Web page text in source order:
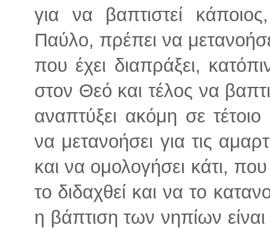
για να βαπτιστεί
Παύλο, πρέπει να
που έχει διαπράξει,
στον Θεό και τέλος να
αναπτύξει ακόμη σε
να μετανοήσει για τις
και να ομολογήσει κάτι,
το διδαχθεί και να το
η βάπτιση των νηπίων